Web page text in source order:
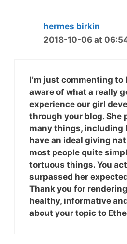
hermes birkin
2018-10-06 at
I’m just commenting to
aware of what a really
experience our girl
through your blog. She
many things, including
have an ideal giving
most people quite
tortuous things. You
surpassed her
Thank you for
healthy, informative
about your topic to